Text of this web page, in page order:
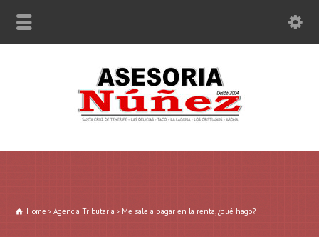
Home Agencia Tributaria Me sale a pagar en la renta, ¿qué hago?